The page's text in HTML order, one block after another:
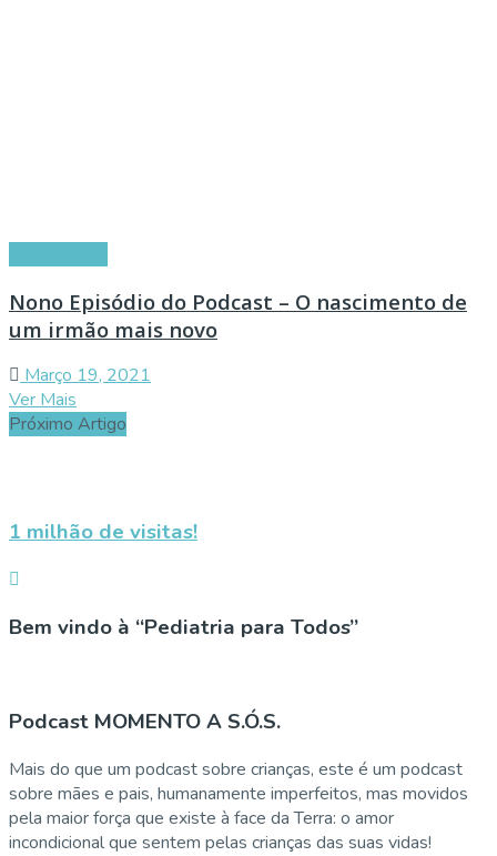
Nono Episódio do Podcast – O nascimento de
um irmão mais novo
Março 19, 2021
Ver Mais
Próximo Artigo
1 milhão de visitas!
Bem vindo à “Pediatria para Todos”
Podcast MOMENTO A S.Ó.S.
Mais do que um podcast sobre crianças, este é um podcast
sobre mães e pais, humanamente imperfeitos, mas movidos
pela maior força que existe à face da Terra: o amor
incondicional que sentem pelas crianças das suas vidas!